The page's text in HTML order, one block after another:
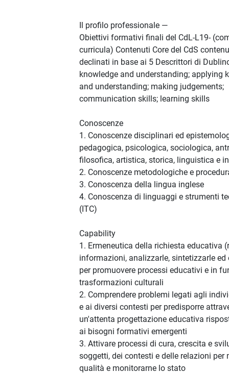
Il profilo professionale —
Obiettivi formativi finali del CdL-L19-
curricula) Contenuti Core del CdS
declinati in base ai 5 Descrittori di
knowledge and understanding; applying
and understanding; making judgements;
communication skills; learning skills
Conoscenze
1. Conoscenze disciplinari ed
pedagogica, psicologica, sociologica,
filosofica, artistica, storica, linguistica e
2. Conoscenze metodologiche e
3. Conoscenza della lingua inglese
4. Conoscenza di linguaggi e strumenti
(ITC)
Capability
1. Ermeneutica della richiesta educativa
informazioni, analizzarle, sintetizzarle ed
per promuovere processi educativi e in
trasformazioni culturali
2. Comprendere problemi legati agli
e ai diversi contesti per predisporre
un'attenta progettazione educativa
ai bisogni formativi emergenti
3. Attivare processi di cura, crescita e
soggetti, dei contesti e delle relazioni per
qualità e monitorarne lo stato